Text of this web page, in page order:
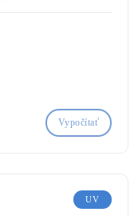
Vypočítať
UV